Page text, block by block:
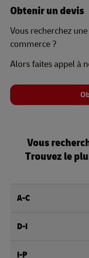
Obtenir un devis
Vous recherchez
commerce ?
Alors faites appel à
Vous
Trouvez le
A-C
D-I
I-P